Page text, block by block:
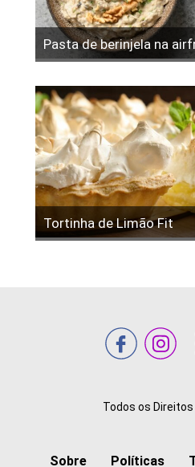
Pasta de berinjela na
Tortinha de Limão Fit
Todos os
Sobre Políticas